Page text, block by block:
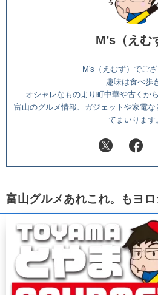
M’s（えむ
M's（えむず）でござ
趣味は食べ歩
オシャレなものより町中華や古くか
富山のグルメ情報、ガジェットや家電
てまいります。
富山グルメあれこれ。もヨロ